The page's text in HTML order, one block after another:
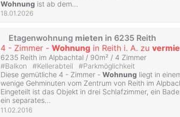
Wohnung ist ab dem...
18.01.2026
Etagenwohnung mieten in 6235 Reith
4 - Zimmer - Wohnung in Reith i. A. zu
6235 Reith im Alpbachtal / 90m² / 4 Zimmer
#Balkon #Kellerabteil #Parkmöglichkeit
Diese gemütliche 4 - Zimmer - Wohnung liegt in
wenige Gehminuten vom Zentrum von Reith im
Eingeteilt ist das Objekt in drei Schlafzimmer, ein
ein separates...
11.02.2016